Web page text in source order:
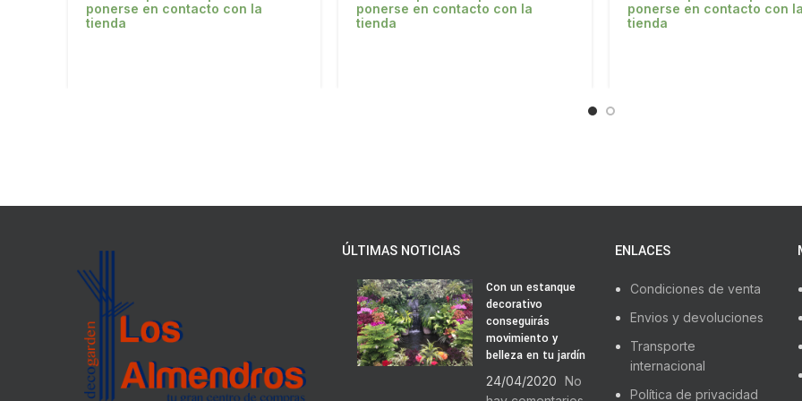
ponerse en contacto con la
tienda
ponerse en contacto con la
tienda
ponerse en contacto con la
tienda
ÚLTIMAS NOTICIAS
Con un estanque
decorativo
conseguirás
movimiento y
belleza en tu jardín
24/04/2020 No
ENLACES
Condiciones de venta
Envios y devoluciones
Transporte
internacional
Política de privacidad